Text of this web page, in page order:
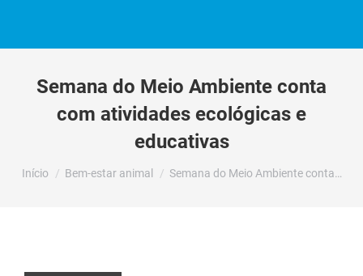
Semana do Meio Ambiente conta
com atividades ecológicas e
educativas
Você está aqui:
Início Bem-estar animal Semana do Meio Ambiente conta…